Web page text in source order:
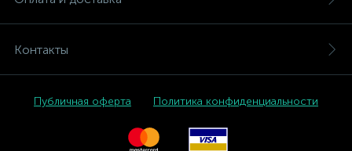
Контакты
Публичная оферта Политика конфиденциальности